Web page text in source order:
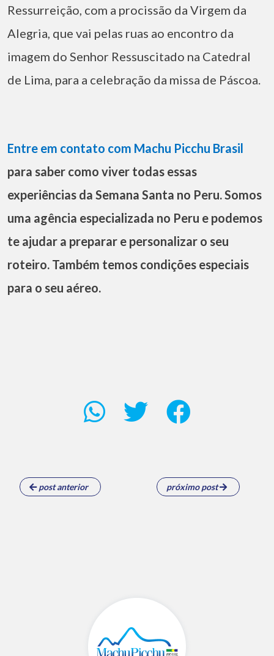
Ressurreição, com a procissão da Virgem da
Alegria, que vai pelas ruas ao encontro da
imagem do Senhor Ressuscitado na Catedral
de Lima, para a celebração da missa de Páscoa.
Entre em contato com Machu Picchu Brasil
para saber como viver todas essas
experiências da Semana Santa no Peru. Somos
uma agência especializada no Peru e podemos
te ajudar a preparar e personalizar o seu
roteiro. Também temos condições especiais
para o seu aéreo.
post anterior próximo post